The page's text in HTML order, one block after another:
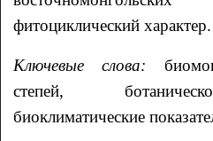
фитоциклический характер.
Ключевые слова:
степей,
биоклиматические